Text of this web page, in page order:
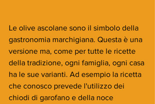
Le olive ascolane sono il simbolo della
gastronomia marchigiana. Questa è una
versione ma, come per tutte le ricette
della tradizione, ogni famiglia, ogni casa
ha le sue varianti. Ad esempio la ricetta
che conosco prevede l'utilizzo dei
chiodi di garofano e della noce